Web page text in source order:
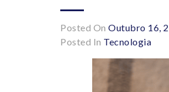
Posted On Outubro 16,
Posted In Tecnologia